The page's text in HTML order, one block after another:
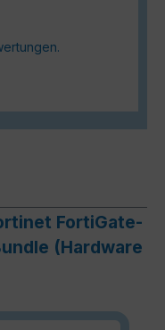
FortiGate-
(Hardware